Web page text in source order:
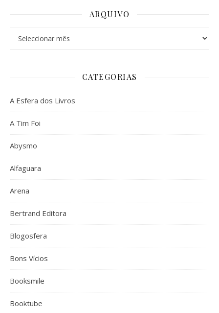
ARQUIVO
CATEGORIAS
A Esfera dos Livros
A Tim Foi
Abysmo
Alfaguara
Arena
Bertrand Editora
Blogosfera
Bons Vícios
Booksmile
Booktube